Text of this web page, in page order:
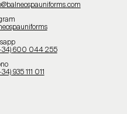
600 044 255
935 111 011